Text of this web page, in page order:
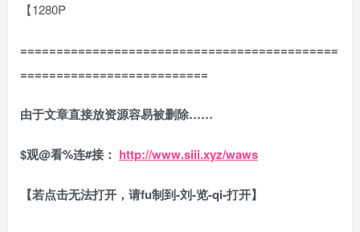
【1280P
============================================
==========================
由于文章直接放资源容易被删除……
$观@看%连#接： http://www.siii.xyz/waws
【若点击无法打开，请fu制到-刘-览-qi-打开】